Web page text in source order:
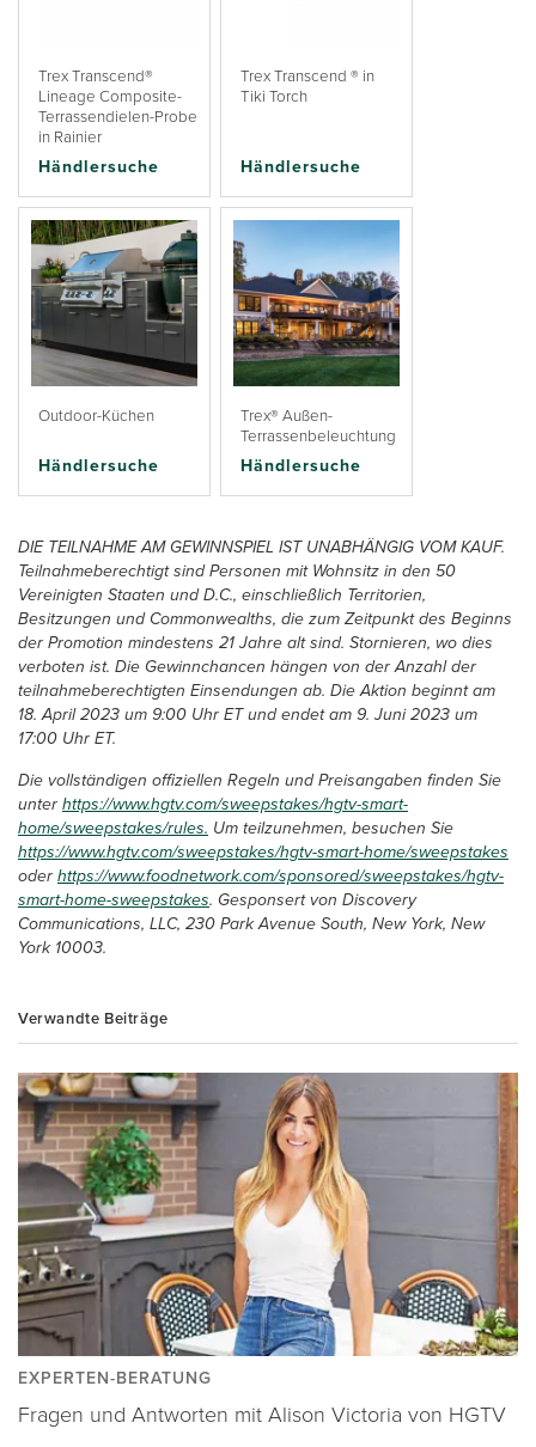
Trex Transcend®
Lineage Composite-
Terrassendielen-Probe
in Rainier
Händlersuche
Trex Transcend ® in
Tiki Torch
Händlersuche
Outdoor-Küchen
Händlersuche
Trex® Außen-
Terrassenbeleuchtung
Händlersuche
DIE TEILNAHME AM GEWINNSPIEL IST UNABHÄNGIG VOM KAUF.
Teilnahmeberechtigt sind Personen mit Wohnsitz in den 50
Vereinigten Staaten und D.C., einschließlich Territorien,
Besitzungen und Commonwealths, die zum Zeitpunkt des Beginns
der Promotion mindestens 21 Jahre alt sind. Stornieren, wo dies
verboten ist. Die Gewinnchancen hängen von der Anzahl der
teilnahmeberechtigten Einsendungen ab. Die Aktion beginnt am
18. April 2023 um 9:00 Uhr ET und endet am 9. Juni 2023 um
17:00 Uhr ET.
Die vollständigen offiziellen Regeln und Preisangaben finden Sie
unterhttps://www.hgtv.com/sweepstakes/hgtv-smart-
home/sweepstakes/rules. Um teilzunehmen, besuchen Sie
https://www.hgtv.com/sweepstakes/hgtv-smart-home/sweepstakes
oderhttps://www.foodnetwork.com/sponsored/sweepstakes/hgtv-
smart-home-sweepstakes. Gesponsert von Discovery
Communications, LLC, 230 Park Avenue South, New York, New
York 10003.
Verwandte Beiträge
EXPERTEN-BERATUNG
Fragen und Antworten mit Alison Victoria von HGTV